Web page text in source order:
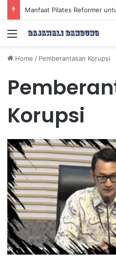
Menu
Home / Pemberantasan Korupsi
Korupsi